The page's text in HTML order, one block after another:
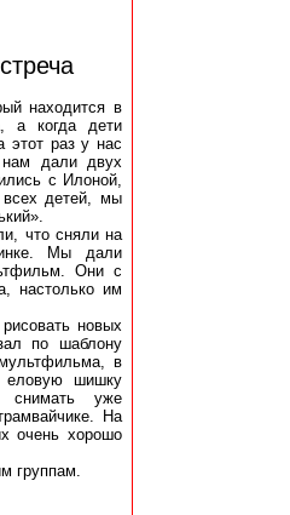
находится в
а когда дети
этот раз у нас
нам дали двух
с Илоной,
детей, мы
что сняли на
Мы дали
Они с
настолько им
новых
по шаблону
в
еловую шишку
снимать уже
На
очень хорошо
группам.